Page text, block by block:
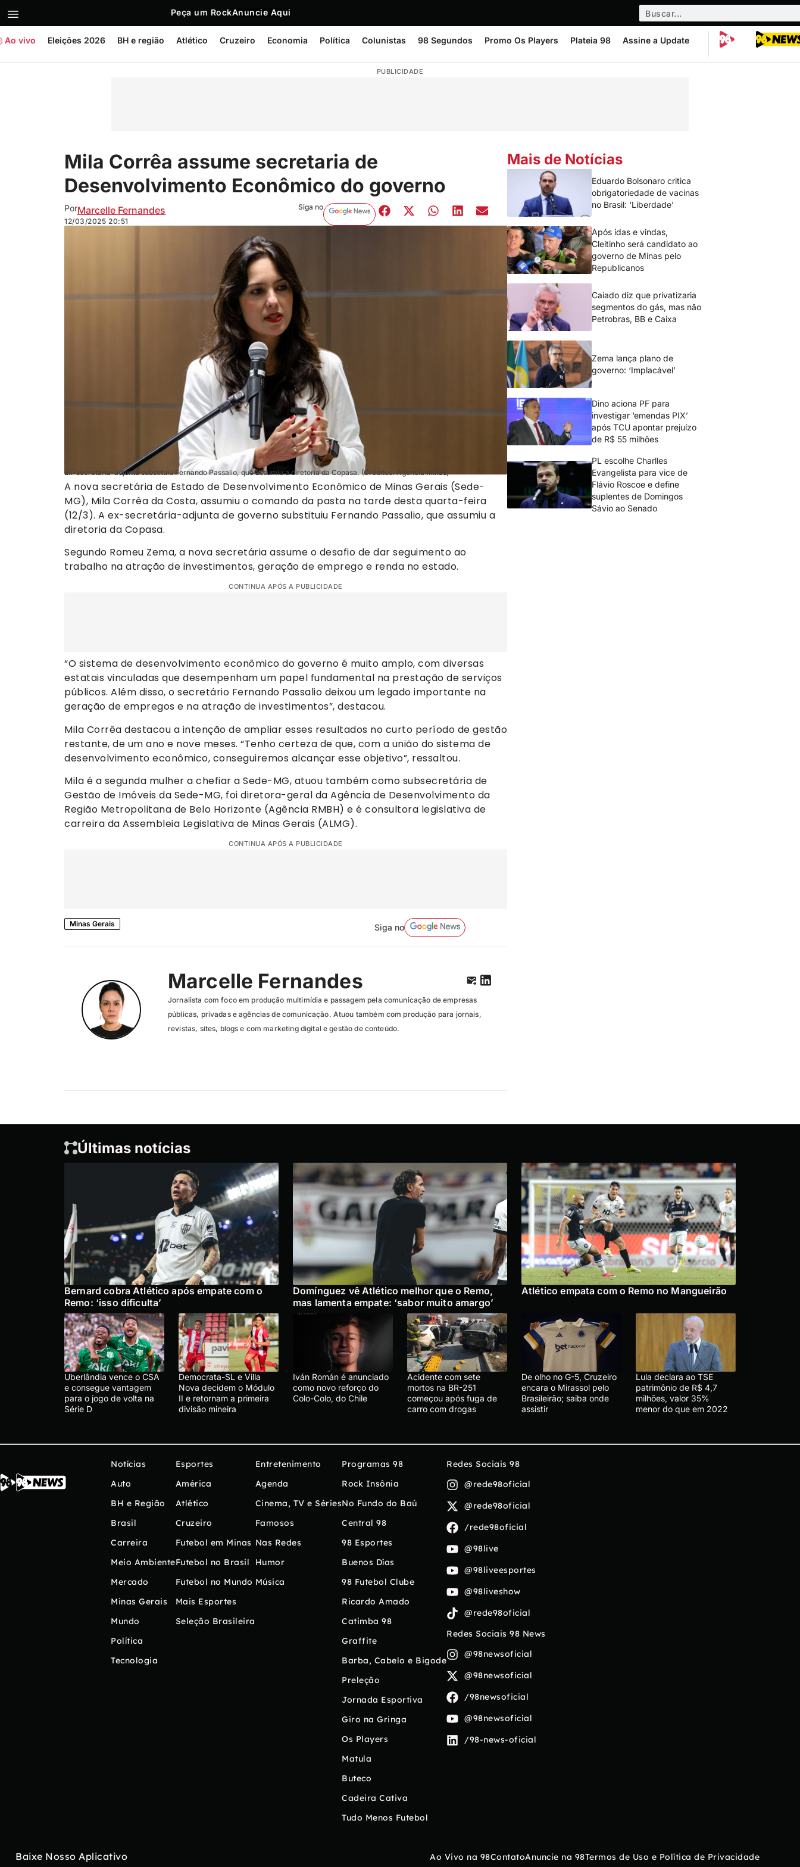
Peça um RockAnuncie Aqui
Ao vivo Eleições 2026 BH e região Atlético Cruzeiro Economia Política Colunistas 98 Segundos Promo Os Players Plateia 98 Assine a Update
PUBLICIDADE
Mila Corrêa assume secretaria de
Desenvolvimento Econômico do governo
PorMarcelle Fernandes
12/03/2025 20:51
Siga no
Ex-secretária-adjunta substituiu Fernando Passalio, que assumiu a diretoria da Copasa. (Créditos: Agência Minas)
A nova secretária de Estado de Desenvolvimento Econômico de Minas Gerais (Sede-
MG), Mila Corrêa da Costa, assumiu o comando da pasta na tarde desta quarta-feira
(12/3). A ex-secretária-adjunta de governo substituiu Fernando Passalio, que assumiu a
diretoria da Copasa.
Segundo Romeu Zema, a nova secretária assume o desafio de dar seguimento ao
trabalho na atração de investimentos, geração de emprego e renda no estado.
CONTINUA APÓS A PUBLICIDADE
“O sistema de desenvolvimento econômico do governo é muito amplo, com diversas
estatais vinculadas que desempenham um papel fundamental na prestação de serviços
públicos. Além disso, o secretário Fernando Passalio deixou um legado importante na
geração de empregos e na atração de investimentos”, destacou.
Mila Corrêa destacou a intenção de ampliar esses resultados no curto período de gestão
restante, de um ano e nove meses. “Tenho certeza de que, com a união do sistema de
desenvolvimento econômico, conseguiremos alcançar esse objetivo”, ressaltou.
Mila é a segunda mulher a chefiar a Sede-MG, atuou também como subsecretária de
Gestão de Imóveis da Sede-MG, foi diretora-geral da Agência de Desenvolvimento da
Região Metropolitana de Belo Horizonte (Agência RMBH) e é consultora legislativa de
carreira da Assembleia Legislativa de Minas Gerais (ALMG).
CONTINUA APÓS A PUBLICIDADE
Minas Gerais Siga no
Marcelle Fernandes
Jornalista com foco em produção multimídia e passagem pela comunicação de empresas
públicas, privadas e agências de comunicação. Atuou também com produção para jornais,
revistas, sites, blogs e com marketing digital e gestão de conteúdo.
Mais de Notícias
Eduardo Bolsonaro critica
obrigatoriedade de vacinas
no Brasil: ‘Liberdade’
Após idas e vindas,
Cleitinho será candidato ao
governo de Minas pelo
Republicanos
Caiado diz que privatizaria
segmentos do gás, mas não
Petrobras, BB e Caixa
Zema lança plano de
governo: ‘Implacável’
Dino aciona PF para
investigar ‘emendas PIX’
após TCU apontar prejuízo
de R$ 55 milhões
PL escolhe Charlles
Evangelista para vice de
Flávio Roscoe e define
suplentes de Domingos
Sávio ao Senado
Últimas notícias
Bernard cobra Atlético após empate com o
Remo: ‘isso dificulta’
Domínguez vê Atlético melhor que o Remo,
mas lamenta empate: ‘sabor muito amargo’
Atlético empata com o Remo no Mangueirão
Uberlândia vence o CSA
e consegue vantagem
para o jogo de volta na
Série D
Democrata-SL e Villa
Nova decidem o Módulo
II e retornam a primeira
divisão mineira
Iván Román é anunciado
como novo reforço do
Colo-Colo, do Chile
Acidente com sete
mortos na BR-251
começou após fuga de
carro com drogas
De olho no G-5, Cruzeiro
encara o Mirassol pelo
Brasileirão; saiba onde
assistir
Lula declara ao TSE
patrimônio de R$ 4,7
milhões, valor 35%
menor do que em 2022
Notícias
Auto
BH e Região
Brasil
Carreira
Meio Ambiente
Mercado
Minas Gerais
Mundo
Política
Tecnologia
Esportes
América
Atlético
Cruzeiro
Futebol em Minas
Futebol no Brasil
Futebol no Mundo
Mais Esportes
Seleção Brasileira
Entretenimento
Agenda
Cinema, TV e Séries
Famosos
Nas Redes
Humor
Música
Programas 98
Rock Insônia
No Fundo do Baú
Central 98
98 Esportes
Buenos Días
98 Futebol Clube
Ricardo Amado
Catimba 98
Graffite
Barba, Cabelo e Bigode
Preleção
Jornada Esportiva
Giro na Gringa
Os Players
Matula
Buteco
Cadeira Cativa
Tudo Menos Futebol
Redes Sociais 98
@rede98oficial
@rede98oficial
/rede98oficial
@98live
@98liveesportes
@98liveshow
@rede98oficial
Redes Sociais 98 News
@98newsoficial
@98newsoficial
/98newsoficial
@98newsoficial
/98-news-oficial
Baixe Nosso Aplicativo Ao Vivo na 98ContatoAnuncie na 98Termos de Uso e Política de Privacidade